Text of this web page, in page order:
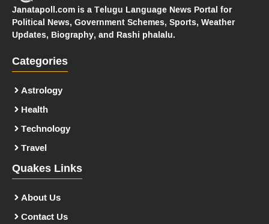
Janatapoll.com is a Telugu Language News Portal for
Political News, Government Schemes, Sports, Weather
Updates, Biography, and Rashi phalalu.
Categories
Astrology
Health
Technology
Travel
Quakes Links
About Us
Contact Us